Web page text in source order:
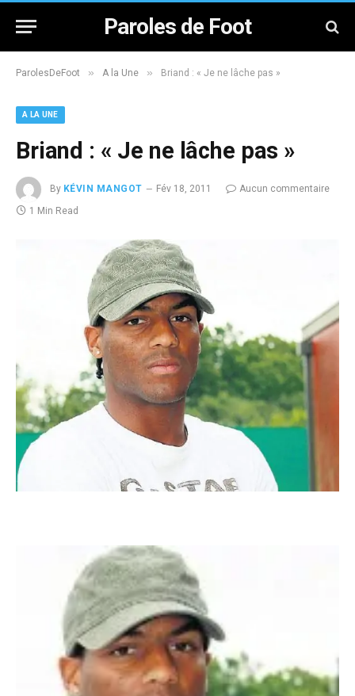
Paroles de Foot
ParolesDeFoot » A la Une » Briand : « Je ne lâche pas »
A LA UNE
Briand : « Je ne lâche pas »
By KÉVIN MANGOT Fév 18, 2011
Aucun commentaire
1 Min Read